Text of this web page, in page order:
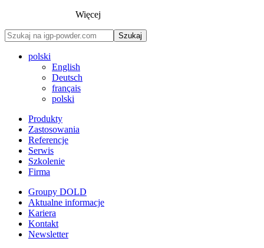
Więcej
Szukaj
polski
English
Deutsch
français
polski
Produkty
Zastosowania
Referencje
Serwis
Szkolenie
Firma
Groupy DOLD
Aktualne informacje
Kariera
Kontakt
Newsletter